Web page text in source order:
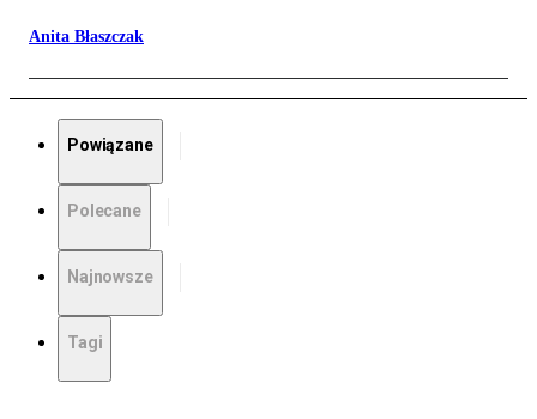
Anita Błaszczak
Powiązane
Polecane
Najnowsze
Tagi